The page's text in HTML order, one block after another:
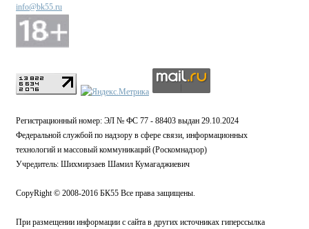
info@bk55.ru
Регистрационный номер: ЭЛ № ФС 77 - 88403 выдан 29.10.2024
Федеральной службой по надзору в сфере связи, информационных
технологий и массовый коммуникаций (Роскомнадзор)
Учредитель: Шихмирзаев Шамил Кумагаджиевич
CopyRight © 2008-2016 БК55 Все права защищены.
При размещении информации с сайта в других источниках гиперссылка